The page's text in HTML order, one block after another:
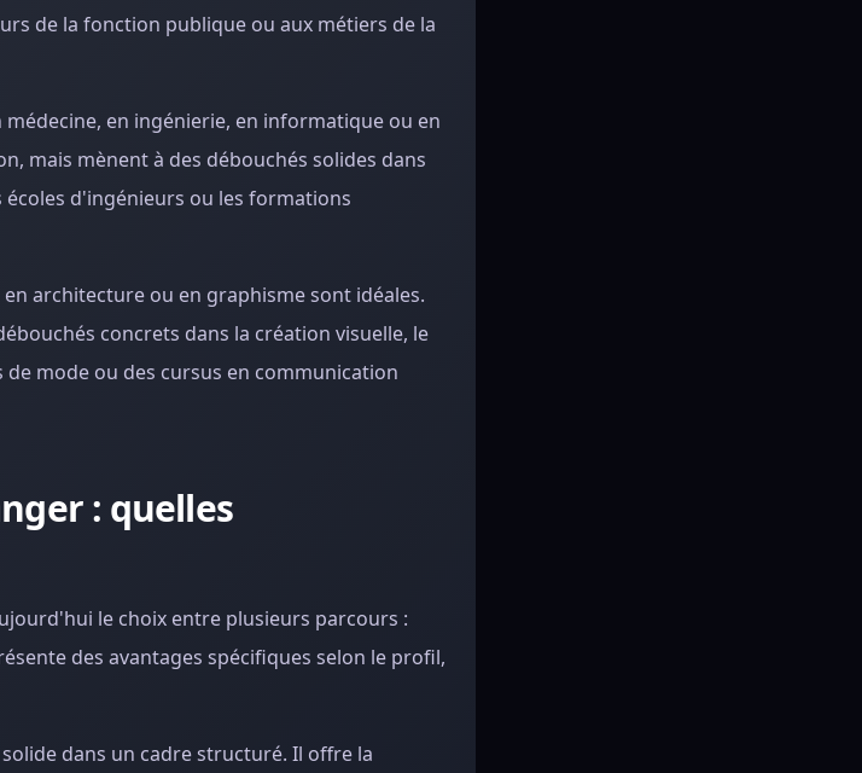
de la fonction publique ou aux métiers de la
en ingénierie, en informatique ou en
mais mènent à des débouchés solides dans
d'ingénieurs ou les formations
architecture ou en graphisme sont idéales.
concrets dans la création visuelle, le
mode ou des cursus en communication
: quelles
le choix entre plusieurs parcours :
des avantages spécifiques selon le profil,
dans un cadre structuré. Il offre la